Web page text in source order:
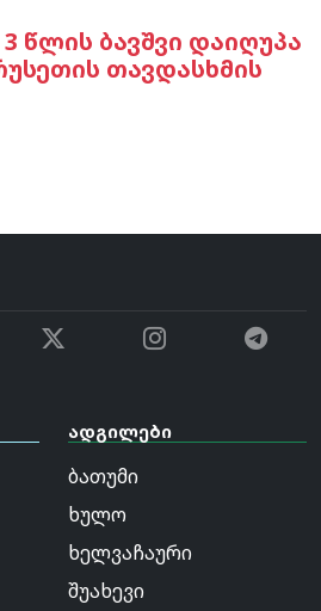
წლის ბავშვი დაიღუპა
თავდასხმის
ადგილები
ბათუმი
ხულო
ხელვაჩაური
შუახევი